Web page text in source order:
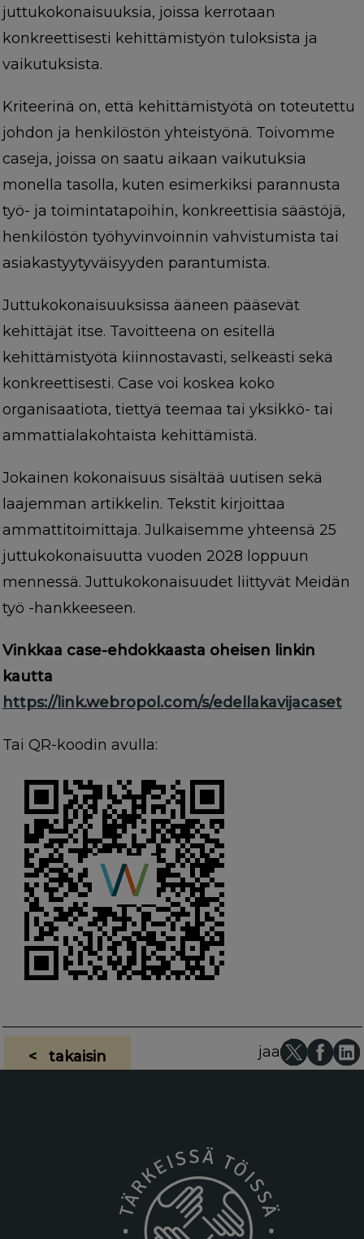
juttukokonaisuuksia, joissa kerrotaan
konkreettisesti kehittämistyön tuloksista ja
vaikutuksista.
Kriteerinä on, että kehittämistyötä on toteutettu
johdon ja henkilöstön yhteistyönä. Toivomme
caseja, joissa on saatu aikaan vaikutuksia
monella tasolla, kuten esimerkiksi parannusta
työ- ja toimintatapoihin, konkreettisia säästöjä,
henkilöstön työhyvinvoinnin vahvistumista tai
asiakastyytyväisyyden parantumista.
Juttukokonaisuuksissa ääneen pääsevät
kehittäjät itse. Tavoitteena on esitellä
kehittämistyötä kiinnostavasti, selkeästi sekä
konkreettisesti. Case voi koskea koko
organisaatiota, tiettyä teemaa tai yksikkö- tai
ammattialakohtaista kehittämistä.
Jokainen kokonaisuus sisältää uutisen sekä
laajemman artikkelin. Tekstit kirjoittaa
ammattitoimittaja. Julkaisemme yhteensä 25
juttukokonaisuutta vuoden 2028 loppuun
mennessä. Juttukokonaisuudet liittyvät Meidän
työ -hankkeeseen.
Vinkkaa case-ehdokkaasta oheisen linkin
kautta
https://link.webropol.com/s/edellakavijacaset
Tai QR-koodin avulla:
< takaisin jaa